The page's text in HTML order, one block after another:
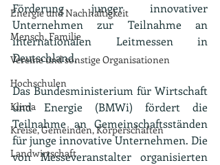
Energie und Nachhaltigkeit
Mensch, Familie
Vereine und sonstige Organisationen
Hochschulen
Klima
Kreise, Gemeinden, Körperschaften
Landwirtschaft
Förderung junger innovativer
Unternehmen zur Teilnahme an
internationalen Leitmessen in
Deutschland.
Das Bundesministerium für Wirtschaft
und Energie (BMWi) fördert die
Teilnahme an Gemeinschaftsständen
für junge innovative Unternehmen. Die
von Messeveranstalter organisierten